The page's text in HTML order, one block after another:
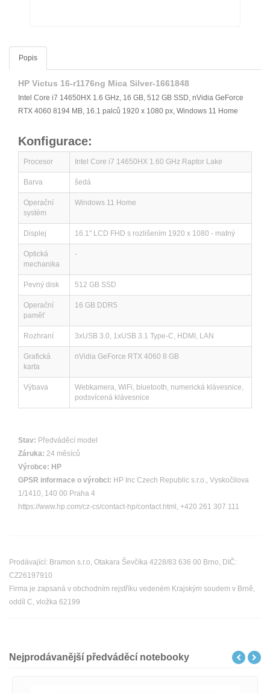
Popis
HP Victus 16-r1176ng Mica Silver-1661848
Intel Core i7 14650HX 1.6 GHz, 16 GB, 512 GB SSD, nVidia GeForce
RTX 4060 8194 MB, 16.1 palců 1920 x 1080 px, Windows 11 Home
Konfigurace:
Procesor Intel Core i7 14650HX 1.60 GHz Raptor Lake
Barva šedá
Operační
systém
Windows 11 Home
Displej 16.1" LCD FHD s rozlišením 1920 x 1080 - matný
Optická
mechanika
-
Pevný disk 512 GB SSD
Operační
paměť
16 GB DDR5
Rozhraní 3xUSB 3.0, 1xUSB 3.1 Type-C, HDMI, LAN
Grafická
karta
nVidia GeForce RTX 4060 8 GB
Výbava
Webkamera, WiFi, bluetooth, numerická klávesnice,
podsvícená klávesnice
Stav: Předváděcí model
Záruka: 24 měsíců
Výrobce: HP
GPSR informace o výrobci: HP Inc Czech Republic s.r.o., Vyskočilova
1/1410, 140 00 Praha 4
https://www.hp.com/cz-cs/contact-hp/contact.html, +420 261 307 111
Prodávající: Bramon s.r.o, Otakara Ševčíka 4228/83 636 00 Brno, DIČ:
CZ26197910
Firma je zapsaná v obchodním rejstříku vedeném Krajským soudem v Brně,
oddíl C, vložka 62199
Nejprodávanější předváděcí notebooky